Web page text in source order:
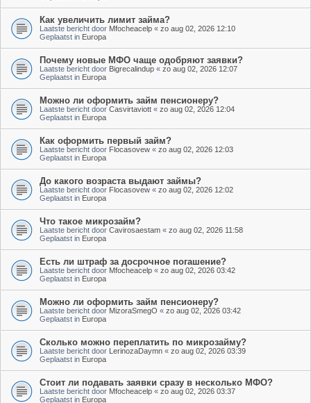
Как увеличить лимит займа?
Laatste bericht door Mfocheacelp « zo aug 02, 2026 12:10
Geplaatst in Europa
Почему новые МФО чаще одобряют заявки?
Laatste bericht door Bigrecalindup « zo aug 02, 2026 12:07
Geplaatst in Europa
Можно ли оформить займ пенсионеру?
Laatste bericht door Casvirtaviott « zo aug 02, 2026 12:04
Geplaatst in Europa
Как оформить первый займ?
Laatste bericht door Flocasovew « zo aug 02, 2026 12:03
Geplaatst in Europa
До какого возраста выдают займы?
Laatste bericht door Flocasovew « zo aug 02, 2026 12:02
Geplaatst in Europa
Что такое микрозайм?
Laatste bericht door Cavirosaestam « zo aug 02, 2026 11:58
Geplaatst in Europa
Есть ли штраф за досрочное погашение?
Laatste bericht door Mfocheacelp « zo aug 02, 2026 03:42
Geplaatst in Europa
Можно ли оформить займ пенсионеру?
Laatste bericht door MizoraSmegO « zo aug 02, 2026 03:42
Geplaatst in Europa
Сколько можно переплатить по микрозайму?
Laatste bericht door LerinozaDaymn « zo aug 02, 2026 03:39
Geplaatst in Europa
Стоит ли подавать заявки сразу в несколько МФО?
Laatste bericht door Mfocheacelp « zo aug 02, 2026 03:37
Geplaatst in Europa